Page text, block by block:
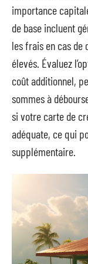
importance
de base incluent
les frais en cas de
élevés. Évaluez
coût additionnel,
sommes à
si votre carte de
adéquate, ce qui
supplémentaire.